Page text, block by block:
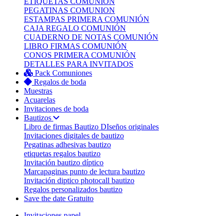
PEGATINAS COMUNION
ESTAMPAS PRIMERA COMUNIÓN
CAJA REGALO COMUNIÓN
CUADERNO DE NOTAS COMUNIÓN
LIBRO FIRMAS COMUNIÓN
CONOS PRIMERA COMUNIÓN
DETALLES PARA INVITADOS
Pack Comuniones
Regalos de boda
Muestras
Acuarelas
Invitaciones de boda
Bautizos
Libro de firmas Bautizo DIseños originales
Invitaciones digitales de bautizo
Pegatinas adhesivas bautizo
etiquetas regalos bautizo
Invitación bautizo díptico
Marcapaginas punto de lectura bautizo
Invitación diptico photocall bautizo
Regalos personalizados bautizo
Save the date Gratuito